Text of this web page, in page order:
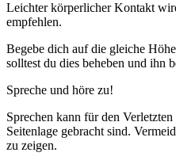
Leichter körperlicher Kontakt
empfehlen.
Begebe dich auf die gleiche
solltest du dies beheben und ihn
Spreche und höre zu!
Sprechen kann für den
Seitenlage gebracht sind.
zu zeigen.